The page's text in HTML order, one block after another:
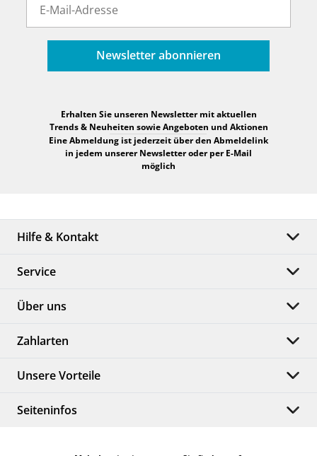
Newsletter abonnieren
Erhalten Sie unseren Newsletter mit aktuellen
Trends & Neuheiten sowie Angeboten und Aktionen
Eine Abmeldung ist jederzeit über den Abmeldelink
in jedem unserer Newsletter oder per E-Mail
möglich
Hilfe & Kontakt
Service
Über uns
Zahlarten
Unsere Vorteile
Seiteninfos